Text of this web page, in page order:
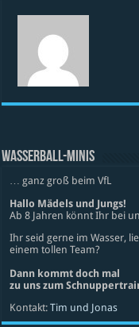
WASSERBALL-MINIS
… ganz groß beim VfL
Hallo Mädels und Jungs!
Ab 8 Jahren könnt Ihr bei
Ihr seid gerne im Wasser,
einem tollen Team?
Dann kommt doch mal
zu uns zum
Kontakt:Tim und Jonas